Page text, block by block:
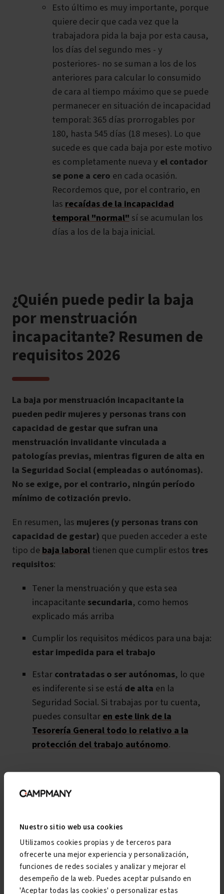
Nuestro sitio web usa cookies
Utilizamos cookies propias y de terceros para
ofrecerte una mejor experiencia y personalización,
funciones de redes sociales y analizar y mejorar el
desempeño de la web. Puedes aceptar pulsando en
'Aceptar todas las cookies' o personalizar estas
Esto último es muy importante, porque
quiere decir que cada vez que la
trabajadora pida la baja por esta causa,
los días del segundo mes - y
posteriores- no se suman a los de los
anteriores para calcular lo consumido
de cara al tiempo máximo que se puede
permanecer en situación de incapacidad
temporal: 365 días prorrogables por
180, hasta 545 días (18 meses). Lo que
sucede es que cada baja por este motivo
es completamente nueva y el contador
se pone a cero en cada ocasión.
Recordemos que, por el contrario, en
las recaídas de la incapacidad
temporal "normal" sí se acumulan los
días a los de la baja inicial.
¿Quién puede pedir la baja
por menstruación
incapacitante? Resumen de
requisitos 2026
La baja por menstruación incapacitante la
pueden pedir mujeres y personas trans con
capacidad de gestar que sufran una
menstruación invalidante vinculada a
patologías previas, mientras figuren de alta en
la Seguridad Social (empleadas o autónomas).
No se exige, por el contrario, ningún período
mínimo de cotización previo.
En resumen, las mujeres (y personas trans con
capacidad de gestar) que pueden acceder a este
tipo debaja laboraltienen que cumplir estos tres
requisitos:
Tener la menstruación y que esta sea
incapacitantesecundaria, como hemos
explicado más arriba
Cumplir los requisitos médicos para una baja:
estar impedida para el trabajo
Estarcontratadas o ser autónomas, lo que
es indiferente si se está de alta en la
Seguridad Social. Si trabajas por tu cuenta,
puedes consultaren este link de la
Tesorería General todo lo relativo a la
protección del trabajo autónomo.
180 días de cotización como mínimo, como
ocurre con las contingencias comunes
generales. Aunque solo lleves, por ejemplo,
tres meses en tu empleo, puedes coger
esta baja.